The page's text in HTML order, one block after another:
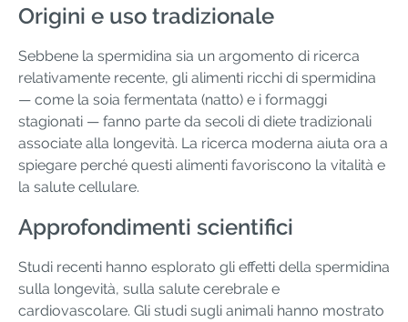
Origini e uso tradizionale
Sebbene la spermidina sia un argomento di ricerca
relativamente recente, gli alimenti ricchi di spermidina
— come la soia fermentata (natto) e i formaggi
stagionati — fanno parte da secoli di diete tradizionali
associate alla longevità. La ricerca moderna aiuta ora a
spiegare perché questi alimenti favoriscono la vitalità e
la salute cellulare.
Approfondimenti scientifici
Studi recenti hanno esplorato gli effetti della spermidina
sulla longevità, sulla salute cerebrale e
cardiovascolare. Gli studi sugli animali hanno mostrato